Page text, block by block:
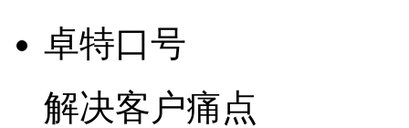
卓特口号
解决客户痛点